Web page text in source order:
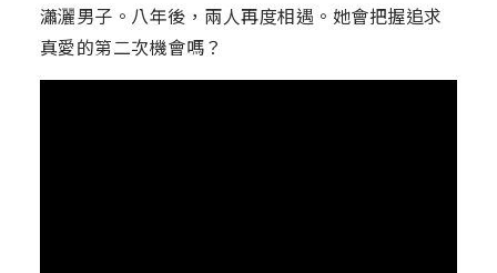
瀟灑男子。八年後，兩人再度相遇。她會把握追求
真愛的第二次機會嗎？